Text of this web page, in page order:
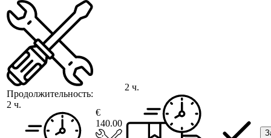
Продолжительность:
2 ч.
€
140.00
2 ч.